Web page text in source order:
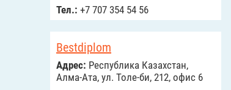
Тел.: +7 707 354 54 56
Bestdiplom
Адрес: Республика Казахстан,
Алма-Ата, ул. Толе-би, 212, офис 6